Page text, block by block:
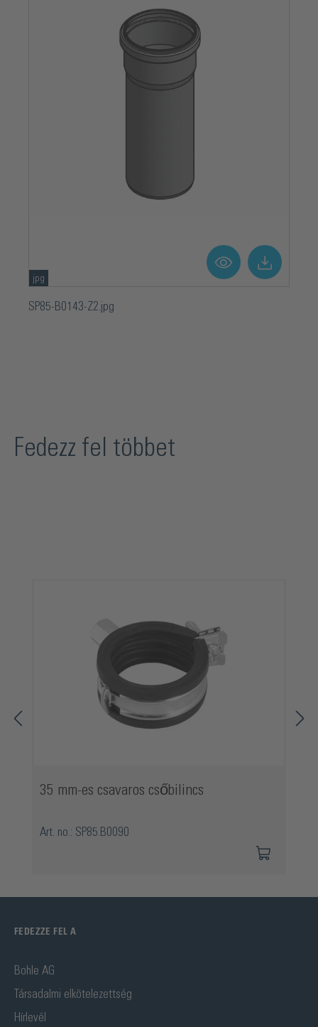
jpg
SP85-B0143-Z2.jpg
Fedezz fel többet
35 mm-es csavaros csőbilincs
Art. no.: SP85.B0090
FEDEZZE FEL A
Bohle AG
Társadalmi elkötelezettség
Hírlevél